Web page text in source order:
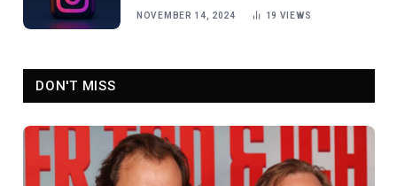
NOVEMBER 14, 2024 19 VIEWS
DON'T MISS